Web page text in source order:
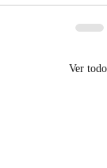
Ver todo